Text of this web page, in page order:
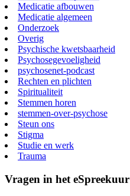
Medicatie afbouwen
Medicatie algemeen
Onderzoek
Overig
Psychische kwetsbaarheid
Psychosegevoeligheid
psychosenet-podcast
Rechten en plichten
Spiritualiteit
Stemmen horen
stemmen-over-psychose
Steun ons
Stigma
Studie en werk
Trauma
Vragen in het eSpreekuur